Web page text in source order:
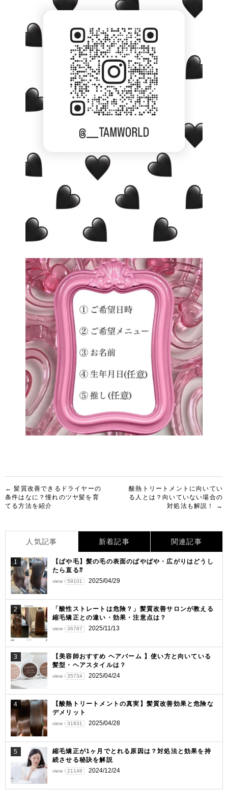
投
稿
ー
シ
ョ
ン
← 髪質改善できるドライヤーの
条件はなに？憧れのツヤ髪を育
てる方法を紹介
酸熱トリートメントに向いてい
る人とは？向いていない場合の
対処法も解説！ →
人気記事 新着記事 関連記事
1
【ぱや毛】髪の毛の表面のぱやぱや・広がりはどうし
たら直る⁇
view 59101 2025/04/29
2
「酸性ストレートは危険？」髪質改善サロンが教える
縮毛矯正との違い・効果・注意点は？
view 36787 2025/11/13
3
【美容師おすすめ ヘアバーム 】使い方と向いている
髪型・ヘアスタイルは？
view 35734 2025/04/24
4
【酸熱トリートメントの真実】髪質改善効果と危険な
デメリット
view 31831 2025/04/28
5
縮毛矯正が1ヶ月でとれる原因は？対処法と効果を持
続させる秘訣を解説
view 21146 2024/12/24